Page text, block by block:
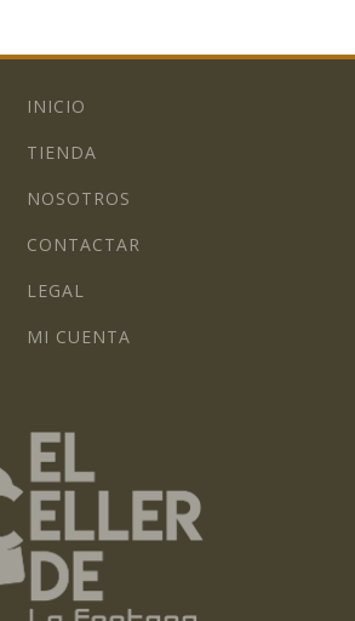
INICIO
TIENDA
NOSOTROS
CONTACTAR
LEGAL
MI CUENTA